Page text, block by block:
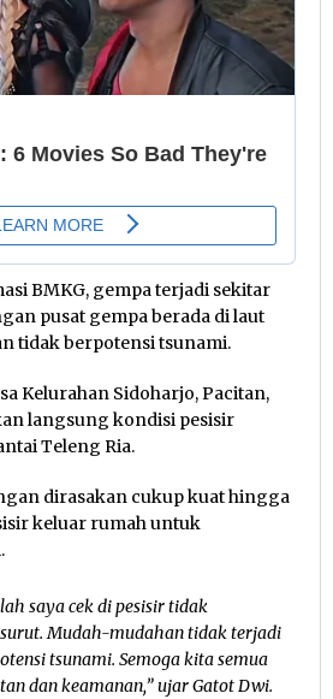
BMKG, gempa terjadi sekitar
pusat gempa berada di laut
tidak berpotensi tsunami.
Kelurahan Sidoharjo, Pacitan,
langsung kondisi pesisir
Teleng Ria.
dirasakan cukup kuat hingga
keluar rumah untuk
saya cek di pesisir tidak
Mudah-mudahan tidak terjadi
tsunami. Semoga kita semua
dan keamanan,” ujar Gatot Dwi.